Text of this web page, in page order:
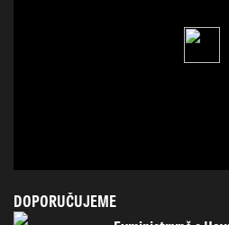
DOPORUČUJEME